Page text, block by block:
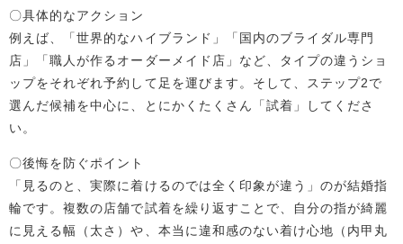
〇具体的なアクション
例えば、「世界的なハイブランド」「国内のブライダル専門
店」「職人が作るオーダーメイド店」など、タイプの違うショ
ップをそれぞれ予約して足を運びます。そして、ステップ2で
選んだ候補を中心に、とにかくたくさん「試着」してくださ
い。
〇後悔を防ぐポイント
「見るのと、実際に着けるのでは全く印象が違う」のが結婚指
輪です。複数の店舗で試着を繰り返すことで、自分の指が綺麗
に見える幅（太さ）や、本当に違和感のない着け心地（内甲丸